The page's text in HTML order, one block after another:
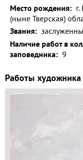
Место рождения:
(ныне Тверская)
Звания:
Наличие работ в
заповедника: 9
Работы художника